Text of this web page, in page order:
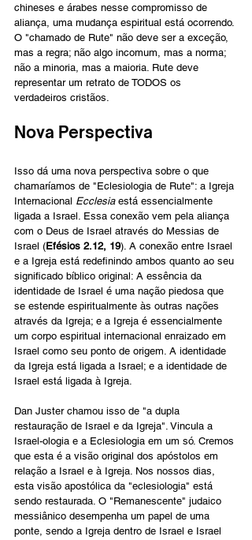
chineses e árabes nesse compromisso de
aliança, uma mudança espiritual está ocorrendo.
O "chamado de Rute" não deve ser a exceção,
mas a regra; não algo incomum, mas a norma;
não a minoria, mas a maioria. Rute deve
representar um retrato de TODOS os
verdadeiros cristãos.
Nova Perspectiva
Isso dá uma nova perspectiva sobre o que
chamaríamos de "Eclesiologia de Rute": a Igreja
Internacional Ecclesia está essencialmente
ligada a Israel. Essa conexão vem pela aliança
com o Deus de Israel através do Messias de
Israel (Efésios 2.12, 19). A conexão entre Israel
e a Igreja está redefinindo ambos quanto ao seu
significado bíblico original: A essência da
identidade de Israel é uma nação piedosa que
se estende espiritualmente às outras nações
através da Igreja; e a Igreja é essencialmente
um corpo espiritual internacional enraizado em
Israel como seu ponto de origem. A identidade
da Igreja está ligada a Israel; e a identidade de
Israel está ligada à Igreja.
Dan Juster chamou isso de "a dupla
restauração de Israel e da Igreja". Vincula a
Israel-ologia e a Eclesiologia em um só. Cremos
que esta é a visão original dos apóstolos em
relação a Israel e à Igreja. Nos nossos dias,
esta visão apostólica da "eclesiologia" está
sendo restaurada. O "Remanescente" judaico
messiânico desempenha um papel de uma
ponte, sendo a Igreja dentro de Israel e Israel